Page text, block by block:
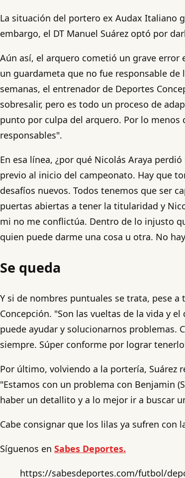
La situación del portero ex Audax Italiano
embargo, el DT Manuel Suárez optó por
Aún así, el arquero cometió un grave error
un guardameta que no fue responsable
semanas, el entrenador de Deportes
sobresalir, pero es todo un proceso de
punto por culpa del arquero. Por lo menos
responsables".
En esa línea, ¿por qué Nicolás Araya
previo al inicio del campeonato. Hay que
desafíos nuevos. Todos tenemos que ser
puertas abiertas a tener la titularidad y
mi no me conflictúa. Dentro de lo injusto
quien puede darme una cosa u otra. No
Se queda
Y si de nombres puntuales se trata, pese
Concepción. "Son las vueltas de la vida y
puede ayudar y solucionarnos problemas.
siempre. Súper conforme por lograr
Por último, volviendo a la portería, Suárez
"Estamos con un problema con Benjamin
haber un detallito y a lo mejor ir a buscar
Cabe consignar que los lilas ya sufren con
Síguenos en Sabes Deportes.
https://sabesdeportes.com/futbol/